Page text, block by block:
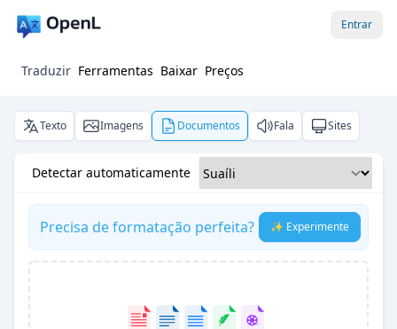
Entrar
Traduzir Ferramentas Baixar Preços
Texto Imagens Documentos Fala Sites
Detectar automaticamente
Precisa de formatação perfeita? ✨ Experimente